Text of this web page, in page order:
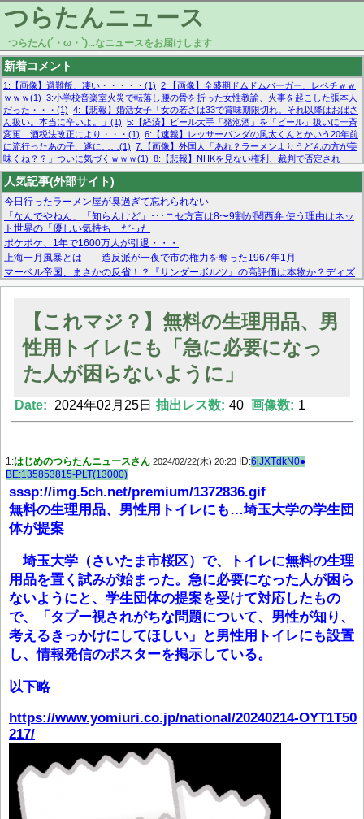
つらたんニュース
つらたん(´・ω・`)...なニュースをお届けします
新着コメント
1:【画像】避難飯、凄い・・・・・(1) 2:【画像】全盛期ドムドムバーガー、レベチｗｗ
ｗｗｗ(1) 3:小学校音楽室火災で転落し腰の骨を折った女性教諭、火事を起こした張本人
だった・・・(1) 4:【悲報】婚活女子「女の若さは33で賞味期限切れ。それ以降はおばさ
ん扱い。本当に辛いよ。」(1) 5:【経済】ビール大手「発泡酒」を「ビール」扱いに一斉
変更 酒税法改正により・・・(1) 6:【速報】レッサーパンダの風太くんとかいう20年前
に流行ったあの子、遂に……(1) 7:【画像】外国人「あれ？ラーメンよりうどんの方が美
味くね？？」ついに気づくｗｗｗ(1) 8:【悲報】NHKを見ない権利、裁判で否定され
る・・・(1) 9:欧州委員長「原発縮小は間違いでした」(1) 10:【悲報】日本企業の人手不
足、限界突破 52%「正社員も足りてません…」(1)
人気記事(外部サイト)
今日行ったラーメン屋が臭過ぎて忘れられない
「なんでやねん」「知らんけど」･･･ニセ方言は8〜9割が関西弁 使う理由はネッ
ト世界の「優しい気持ち」だった
ポケポケ、1年で1600万人が引退・・・
上海一月風暴とは——造反派が一夜で市の権力を奪った1967年1月
マーベル帝国、まさかの反省！？『サンダーボルツ』の高評価は本物か？ディズ
ニーCEOの「量より質」宣言の裏で渦巻くファンの本音とMCUの未来を徹底考
【モー娘。石田亜佑美】ファーストテイク出演も新規獲得ならず？北川莉央が1
【画像あり】FacebookとかTwitterで拾ったエロ画像貼ってくよ
Powered by livedoor 相互RSS
【これマジ？】無料の生理用品、男
性用トイレにも「急に必要になっ
た人が困らないように」
Date: 2024年02月25日 抽出レス数: 40 画像数: 1
1:はじめのつらたんニュースさん 2024/02/22(木) 20:23 ID:6jJXTdkN0●
BE:135853815-PLT(13000)
sssp://img.5ch.net/premium/1372836.gif
無料の生理用品、男性用トイレにも…埼玉大学の学生団
体が提案
埼玉大学（さいたま市桜区）で、トイレに無料の生理
用品を置く試みが始まった。急に必要になった人が困ら
ないようにと、学生団体の提案を受けて対応したもの
で、「タブー視されがちな問題について、男性が知り、
考えるきっかけにしてほしい」と男性用トイレにも設置
し、情報発信のポスターを掲示している。
以下略
https://www.yomiuri.co.jp/national/20240214-OYT1T50
217/